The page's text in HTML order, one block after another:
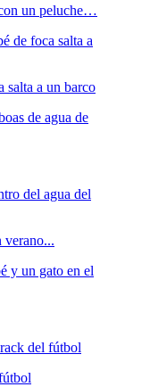
un peluche…
salta a un barco
verano...